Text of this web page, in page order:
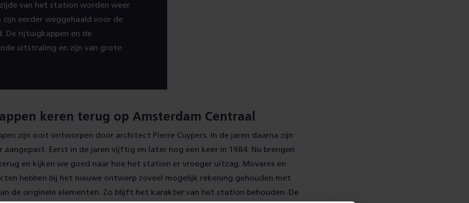
van het station worden weer
eerder weggehaald voor de
De rijtuigkappen en de
uitstraling en zijn van grote
keren terug op Amsterdam Centraal
zijn ooit ontworpen door architect Pierre Cuypers. In de jaren daarna zijn
aangepast. Eerst in de jaren vijftig en later nog een keer in 1984. Nu brengen
en kijken we goed naar hoe het station er vroeger uitzag. Movares en
hebben bij het nieuwe ontwerp zoveel mogelijk rekening gehouden met
de originele elementen. Zo blijft het karakter van het station behouden. De